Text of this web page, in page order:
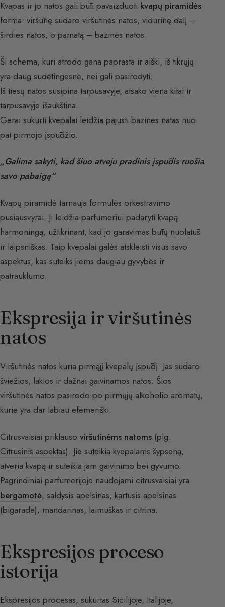
Kvapas ir jo natos gali būti pavaizduoti kvapų piramidės
forma: viršūnę sudaro viršutinės natos, vidurinę dalį –
širdies natos, o pamatą – bazinės natos.
Ši schema, kuri atrodo gana paprasta ir aiški, iš tikrųjų
yra daug sudėtingesnė, nei gali pasirodyti.
Iš tiesų natos susipina tarpusavyje, atsako viena kitai ir
tarpusavyje išaukština.
Gerai sukurti kvepalai leidžia pajusti bazines natas nuo
pat pirmojo įspūdžio.
„Galima sakyti, kad šiuo atveju pradinis įspūdis ruošia
savo pabaigą“
Kvapų piramidė tarnauja formulės orkestravimo
pusiausvyrai. Ji leidžia parfumeriui padaryti kvapą
harmoningą, užtikrinant, kad jo garavimas būtų nuolatūs
ir laipsniškas. Taip kvepalai galės atskleisti visus savo
aspektus, kas suteiks jiems daugiau gyvybės ir
patrauklumo.
Ekspresija ir viršutinės
natos
Viršutinės natos kuria pirmąjį kvepalų įspūdį. Jas sudaro
šviežios, lakios ir dažnai gaivinamos natos. Šios
viršutinės natos pasirodo po pirmųjų alkoholio aromatų,
kurie yra dar labiau efemeriški.
Citrusvaisiai priklauso viršutinėms natoms (plg.
Citrusinis aspektas). Jie suteikia kvepalams šypseną,
atveria kvapą ir suteikia jam gaivinimo bei gyvumo.
Pagrindiniai parfumerijoje naudojami citrusvaisiai yra
bergamotė, saldysis apelsinas, kartusis apelsinas
(bigarade), mandarinas, laimuškas ir citrina.
Ekspresijos proceso
istorija
Ekspresijos procesas, sukurtas Sicilijoje, Italijoje,